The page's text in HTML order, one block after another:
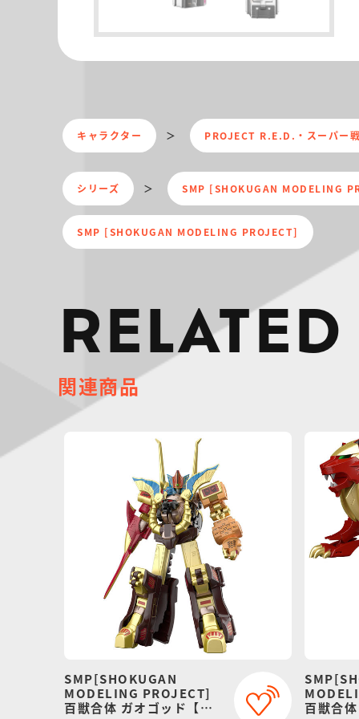
キャラクター PROJECT R.E.D.・スーパー
シリーズ SMP [SHOKUGAN MODELING
SMP [SHOKUGAN MODELING PROJECT]
関連商品
SMP[SHOKUGAN
MODELING PROJECT]
百獣合体 ガオゴッド【再
百獣合